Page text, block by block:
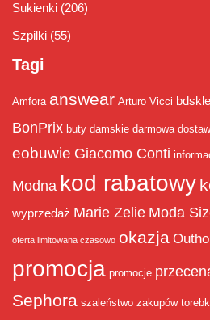
Sukienki (206)
Szpilki (55)
Tagi
Amfora answear Arturo Vicci
BonPrix buty damskie darmowa
eobuwie Giacomo Conti
Modna kod rabatowy
wyprzedaż Marie Zelie Moda
oferta limitowana czasowo okazja
promocja promocje
Sephora szaleństwo zakupów